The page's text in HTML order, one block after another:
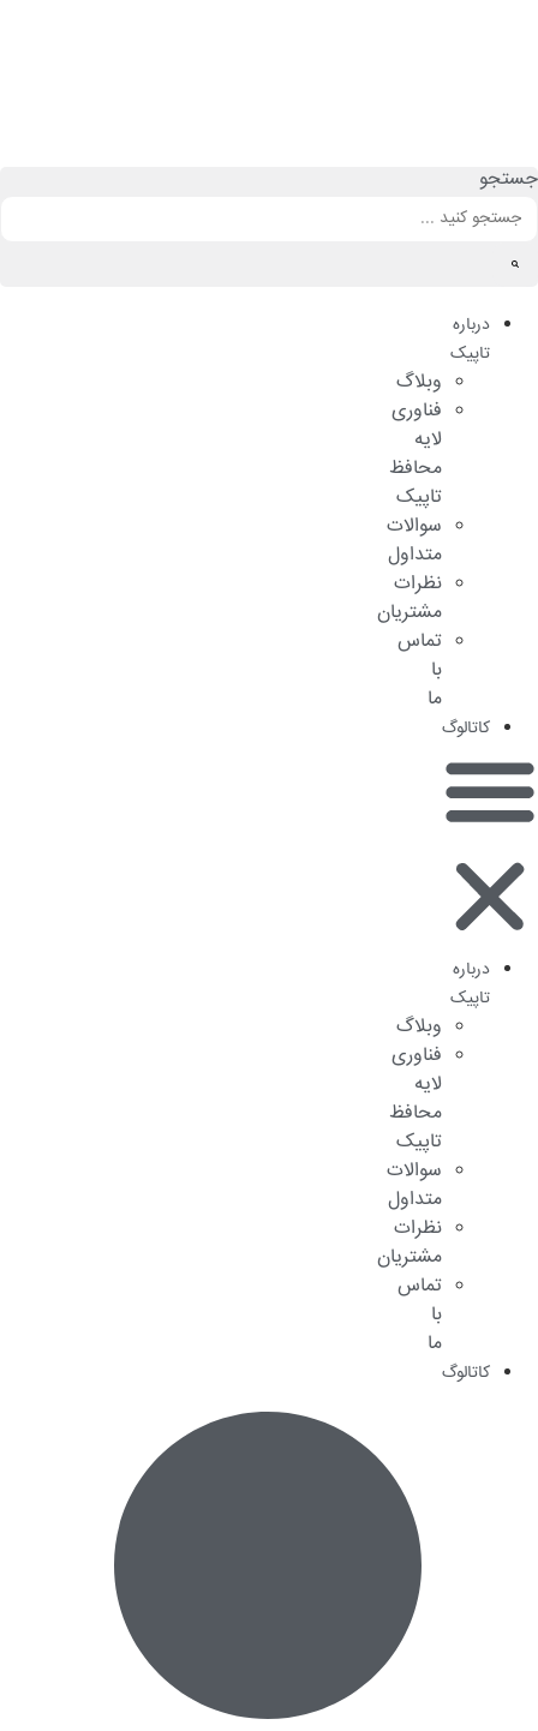
جستجو
درباره
تاپیک
وبلاگ
فناوری
لایه
محافظ
تاپیک
سوالات
متداول
نظرات
مشتریان
تماس
با
ما
کاتالوگ
درباره
تاپیک
وبلاگ
فناوری
لایه
محافظ
تاپیک
سوالات
متداول
نظرات
مشتریان
تماس
با
ما
کاتالوگ